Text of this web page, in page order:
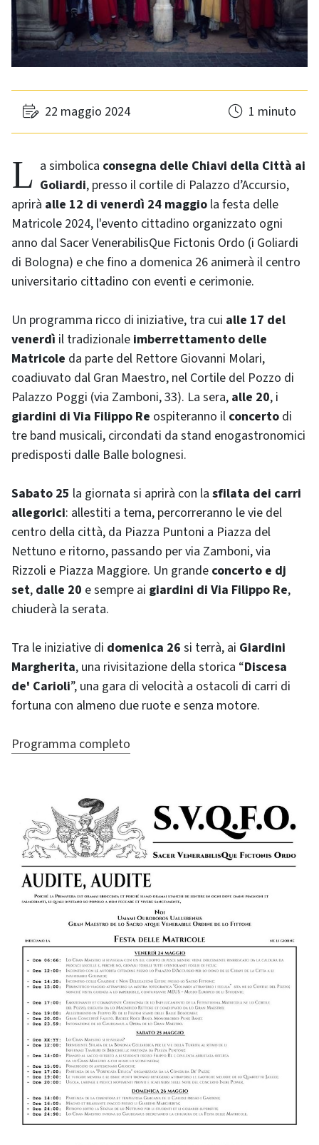
22 maggio 2024 1 minuto
La simbolica consegna delle Chiavi della Città ai
Goliardi, presso il cortile di Palazzo d’Accursio,
aprirà alle 12 di venerdì 24 maggio la festa delle
Matricole 2024, l'evento cittadino organizzato ogni
anno dal Sacer VenerabilisQue Fictonis Ordo (i Goliardi
di Bologna) e che fino a domenica 26 animerà il centro
universitario cittadino con eventi e cerimonie.
Un programma ricco di iniziative, tra cui alle 17 del
venerdì il tradizionale imberrettamento delle
Matricole da parte del Rettore Giovanni Molari,
coadiuvato dal Gran Maestro, nel Cortile del Pozzo di
Palazzo Poggi (via Zamboni, 33). La sera, alle 20, i
giardini di Via Filippo Re ospiteranno il concerto di
tre band musicali, circondati da stand enogastronomici
predisposti dalle Balle bolognesi.
Sabato 25 la giornata si aprirà con la sfilata dei carri
allegorici: allestiti a tema, percorreranno le vie del
centro della città, da Piazza Puntoni a Piazza del
Nettuno e ritorno, passando per via Zamboni, via
Rizzoli e Piazza Maggiore. Un grande concerto e dj
set, dalle 20 e sempre ai giardini di Via Filippo Re,
chiuderà la serata.
Tra le iniziative di domenica 26 si terrà, ai Giardini
Margherita, una rivisitazione della storica “Discesa
de' Carioli”, una gara di velocità a ostacoli di carri di
fortuna con almeno due ruote e senza motore.
Programma completo